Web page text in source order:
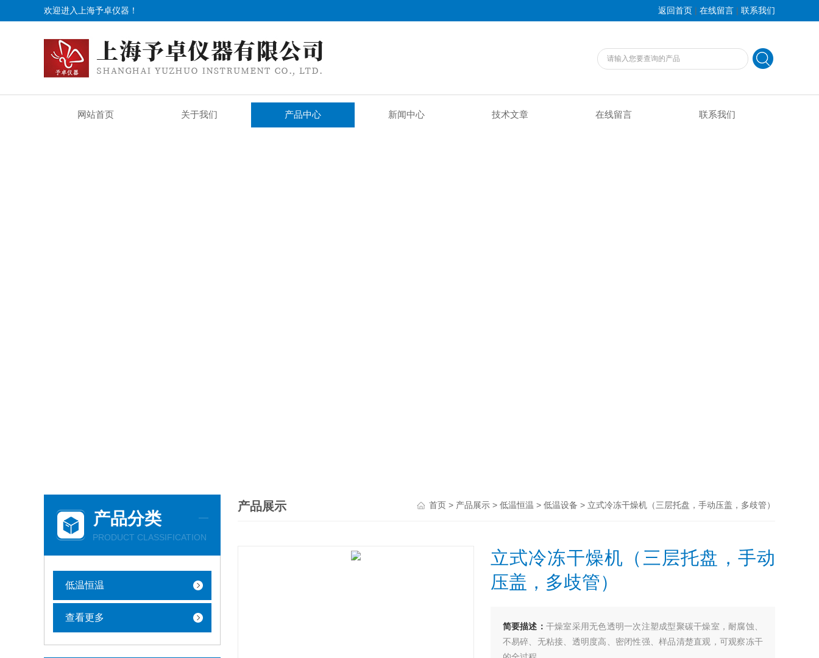
欢迎进入上海予卓仪器！ 返回首页 | 在线留言 | 联系我们
网站首页 关于我们 产品中心 新闻中心 技术文章 在线留言 联系我们
产品分类
PRODUCT CLASSIFICATION
低温恒温
查看更多
产品展示 首页 > 产品展示 > 低温恒温 > 低温设备 > 立式冷冻干燥机（三层托盘，手动压盖，多歧管）
立式冷冻干燥机（三层托盘，手动
压盖，多歧管）
简要描述： 干燥室采用无色透明一次注塑成型聚碳干燥室，耐腐蚀、
不易碎、无粘接、透明度高、密闭性强、样品清楚直观，可观察冻干